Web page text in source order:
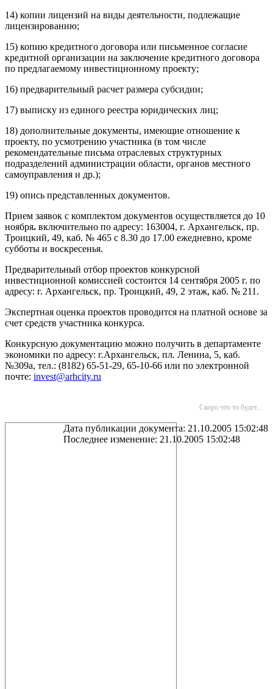
14) копии лицензий на виды деятельности, подлежащие
лицензированию;
15) копию кредитного договора или письменное согласие
кредитной организации на заключение кредитного договора
по предлагаемому инвестиционному проекту;
16) предварительный расчет размера субсидии;
17) выписку из единого реестра юридических лиц;
18) дополнительные документы, имеющие отношение к
проекту, по усмотрению участника (в том числе
рекомендательные письма отраслевых структурных
подразделений администрации области, органов местного
самоуправления и др.);
19) опись представленных документов.
Прием заявок с комплектом документов осуществляется до 10
ноября. включительно по адресу: 163004, г. Архангельск, пр.
Троицкий, 49, каб. № 465 с 8.30 до 17.00 ежедневно, кроме
субботы и воскресенья.
Предварительный отбор проектов конкурсной
инвестиционной комиссией состоится 14 сентября 2005 г. по
адресу: г. Архангельск, пр. Троицкий, 49, 2 этаж, каб. № 211.
Экспертная оценка проектов проводится на платной основе за
счет средств участника конкурса.
Конкурсную документацию можно получить в департаменте
экономики по адресу: г.Архангельск, пл. Ленина, 5, каб.
№309а, тел.: (8182) 65-51-29, 65-10-66 или по электронной
почте: invest@arhcity.ru
Скоро что то будет...
Дата публикации документа: 21.10.2005 15:02:48
Последнее изменение: 21.10.2005 15:02:48